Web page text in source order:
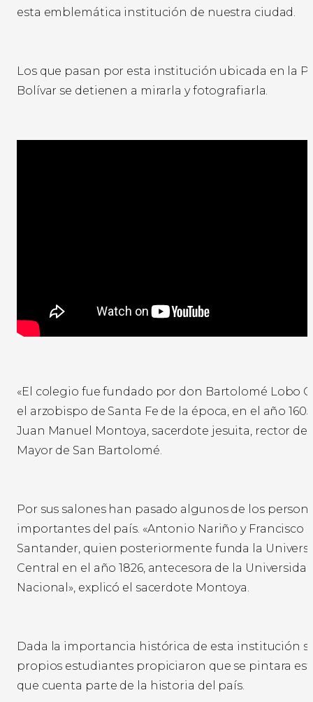
esta emblemática institución de nuestra ciudad.
Los que pasan por esta institución ubicada en la
Bolívar se detienen a mirarla y fotografiarla.
«El colegio fue fundado por don Bartolomé Lobo
el arzobispo de Santa Fe de la época, en el año
Juan Manuel Montoya, sacerdote jesuita, rector
Mayor de San Bartolomé.
Por sus salones han pasado algunos de los
importantes del país. «Antonio Nariño y Francisco
Santander, quien posteriormente funda la
Central en el año 1826, antecesora de la
Nacional», explicó el sacerdote Montoya.
Dada la importancia histórica de esta institución
propios estudiantes propiciaron que se pintara
que cuenta parte de la historia del país.